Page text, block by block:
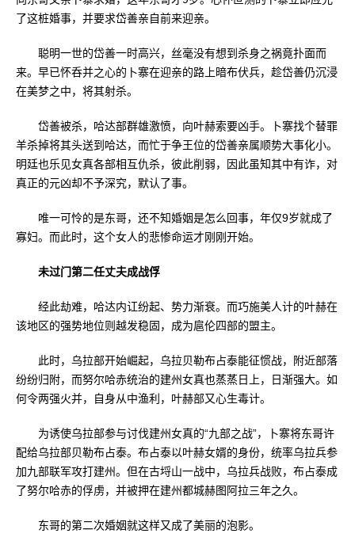
了这桩婚事，并要求岱善亲自前来迎亲。
聪明一世的岱善一时高兴，丝毫没有想到杀身之祸竟扑面而
来。早已怀呑并之心的卜寨在迎亲的路上暗布伏兵，趁岱善仍沉浸
在美梦之中，将其射杀。
岱善被杀，哈达部群雄激愤，向叶赫索要凶手。卜寨找个替罪
羊杀掉将其头送到哈达，而忙于争王位的岱善亲属顺势大事化小。
明廷也乐见女真各部相互仇杀，彼此削弱，因此虽知其中有诈，对
真正的元凶却不予深究，默认了事。
唯一可怜的是东哥，还不知婚姻是怎么回事，年仅9岁就成了
寡妇。而此时，这个女人的悲惨命运才刚刚开始。
未过门第二任丈夫成战俘
经此劫难，哈达内讧纷起、势力渐衰。而巧施美人计的叶赫在
该地区的强势地位则越发稳固，成为扈伦四部的盟主。
此时，乌拉部开始崛起，乌拉贝勒布占泰能征惯战，附近部落
纷纷归附，而努尔哈赤统治的建州女真也蒸蒸日上，日渐强大。如
何令两强火并，自身从中渔利，叶赫部又心生毒计。
为诱使乌拉部参与讨伐建州女真的“九部之战”，卜寨将东哥许
配给乌拉部贝勒布占泰。布占泰以叶赫女婿的身份，统率乌拉兵参
加九部联军攻打建州。但在古埒山一战中，乌拉兵战败，布占泰成
了努尔哈赤的俘虏，并被押在建州都城赫图阿拉三年之久。
东哥的第二次婚姻就这样又成了美丽的泡影。